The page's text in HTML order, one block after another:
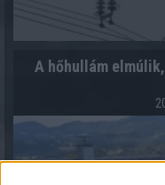
A hőhullám